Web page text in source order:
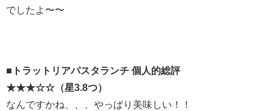
でしたよ〜〜
■トラットリアパスタランチ 個人的総評
★★★☆☆（星3.8つ）
なんですかね、、、やっぱり美味しい！！